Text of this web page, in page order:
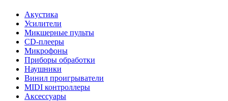
Акустика
Усилители
Микшерные пульты
CD-плееры
Микрофоны
Приборы обработки
Наушники
Винил проигрыватели
MIDI контроллеры
Аксессуары